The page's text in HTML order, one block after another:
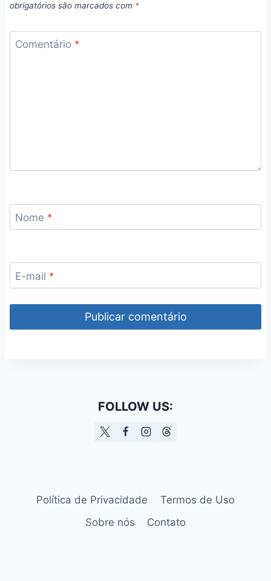
obrigatórios são marcados com *
Comentário *
Nome *
E-mail *
FOLLOW US:
Política de Privacidade
Termos de Uso
Sobre nós
Contato